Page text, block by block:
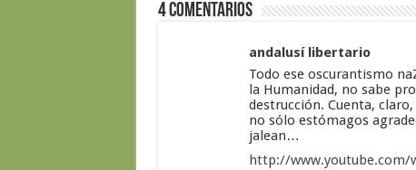
4 Comentarios
andalusí libertario
Todo ese oscurantismo
la Humanidad, no sabe
destrucción. Cuenta,
no sólo estómagos
jalean…
http://www.youtube.com/